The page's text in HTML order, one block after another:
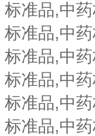
标准品,中
标准品,中
标准品,中
标准品,中
标准品,中
标准品,中